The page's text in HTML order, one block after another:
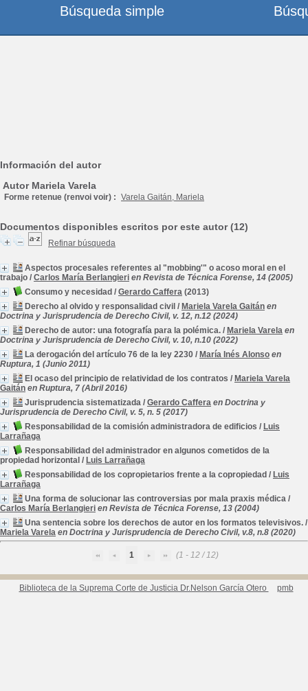
Información del autor
Autor Mariela Varela
Forme retenue (renvoi voir) : Varela Gaitán, Mariela
Documentos disponibles escritos por este autor (12)
Refinar búsqueda
Aspectos procesales referentes al "mobbing'" o acoso moral en el
trabajo / Carlos María Berlangieri en Revista de Técnica Forense, 14 (2005)
Consumo y necesidad / Gerardo Caffera (2013)
Derecho al olvido y responsalidad civil / Mariela Varela Gaitán en
Doctrina y Jurisprudencia de Derecho Civil, v. 12, n.12 (2024)
Derecho de autor: una fotografía para la polémica. / Mariela Varela en
Doctrina y Jurisprudencia de Derecho Civil, v. 10, n.10 (2022)
La derogación del artículo 76 de la ley 2230 / María Inés Alonso en
Ruptura, 1 (Junio 2011)
El ocaso del principio de relatividad de los contratos / Mariela Varela
Gaitán en Ruptura, 7 (Abril 2016)
Jurisprudencia sistematizada / Gerardo Caffera en Doctrina y
Jurisprudencia de Derecho Civil, v. 5, n. 5 (2017)
Responsabilidad de la comisión administradora de edificios / Luis
Larrañaga
Responsabilidad del administrador en algunos cometidos de la
propiedad horizontal / Luis Larrañaga
Responsabilidad de los copropietarios frente a la copropiedad / Luis
Larrañaga
Una forma de solucionar las controversias por mala praxis médica /
Carlos María Berlangieri en Revista de Técnica Forense, 13 (2004)
Una sentencia sobre los derechos de autor en los formatos televisivos. /
Mariela Varela en Doctrina y Jurisprudencia de Derecho Civil, v.8, n.8 (2020)
1 (1 - 12 / 12)
Biblioteca de la Suprema Corte de Justicia Dr.Nelson García Otero pmb
Búsqueda simple